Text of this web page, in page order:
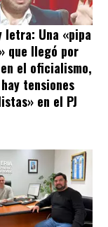
letra: Una «pipa
que llegó por
el oficialismo,
tensiones
en el PJ